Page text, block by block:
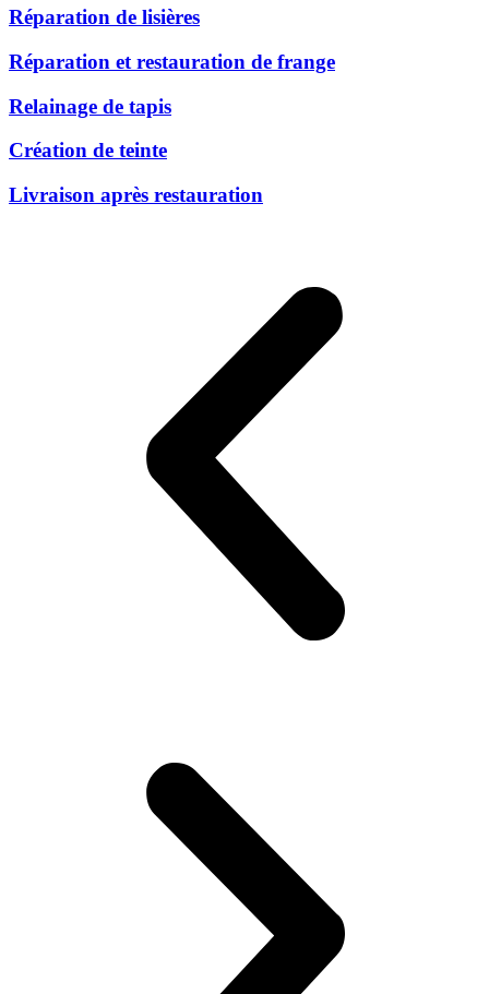
Réparation de lisières
Réparation et restauration de frange
Relainage de tapis
Création de teinte
Livraison après restauration